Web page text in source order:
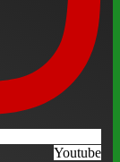
Youtube